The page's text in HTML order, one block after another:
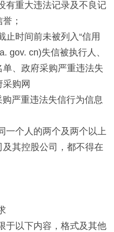
有重大违法记录及不良记
；
止时间前未被列入“信用
gov. cn)失信被执行人、
、政府采购严重违法失
购网
购严重违法失信行为信息
一个人的两个及两个以上
其控股公司，都不得在
于以下内容，格式及其他